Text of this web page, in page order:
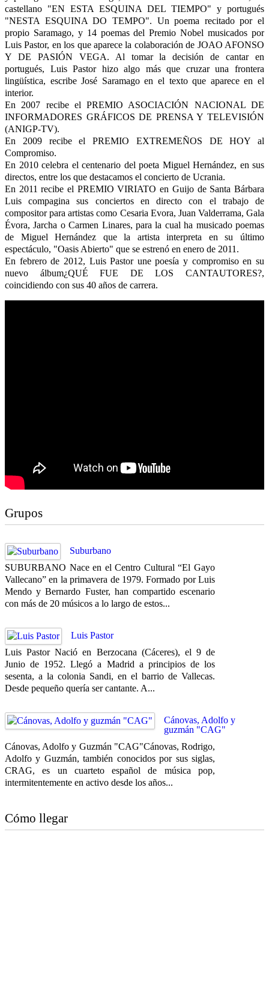
castellano "EN ESTA ESQUINA DEL TIEMPO" y portugués
"NESTA ESQUINA DO TEMPO". Un poema recitado por el
propio Saramago, y 14 poemas del Premio Nobel musicados por
Luis Pastor, en los que aparece la colaboración de JOAO AFONSO
Y DE PASIÓN VEGA. Al tomar la decisión de cantar en
portugués, Luis Pastor hizo algo más que cruzar una frontera
lingüística, escribe José Saramago en el texto que aparece en el
interior.
En 2007 recibe el PREMIO ASOCIACIÓN NACIONAL DE
INFORMADORES GRÁFICOS DE PRENSA Y TELEVISIÓN
(ANIGP-TV).
En 2009 recibe el PREMIO EXTREMEÑOS DE HOY al
Compromiso.
En 2010 celebra el centenario del poeta Miguel Hernández, en sus
directos, entre los que destacamos el concierto de Ucrania.
En 2011 recibe el PREMIO VIRIATO en Guijo de Santa Bárbara
Luis compagina sus conciertos en directo con el trabajo de
compositor para artistas como Cesaria Evora, Juan Valderrama, Gala
Évora, Jarcha o Carmen Linares, para la cual ha musicado poemas
de Miguel Hernández que la artista interpreta en su último
espectáculo, "Oasis Abierto" que se estrenó en enero de 2011.
En febrero de 2012, Luis Pastor une poesía y compromiso en su
nuevo álbum¿QUÉ FUE DE LOS CANTAUTORES?,
coincidiendo con sus 40 años de carrera.
Grupos
Suburbano
SUBURBANO Nace en el Centro Cultural “El Gayo
Vallecano” en la primavera de 1979. Formado por Luis
Mendo y Bernardo Fuster, han compartido escenario
con más de 20 músicos a lo largo de estos...
Luis Pastor
Luis Pastor Nació en Berzocana (Cáceres), el 9 de
Junio de 1952. Llegó a Madrid a principios de los
sesenta, a la colonia Sandi, en el barrio de Vallecas.
Desde pequeño quería ser cantante. A...
Cánovas, Adolfo y
guzmán "CAG"
Cánovas, Adolfo y Guzmán "CAG"Cánovas, Rodrigo,
Adolfo y Guzmán, también conocidos por sus siglas,
CRAG, es un cuarteto español de música pop,
intermitentemente en activo desde los años...
Cómo llegar